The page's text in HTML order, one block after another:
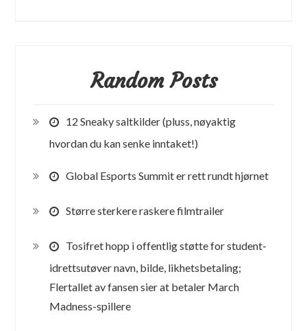
Random Posts
12 Sneaky saltkilder (pluss, nøyaktig
hvordan du kan senke inntaket!)
Global Esports Summit er rett rundt hjørnet
Større sterkere raskere filmtrailer
Tosifret hopp i offentlig støtte for student-
idrettsutøver navn, bilde, likhetsbetaling;
Flertallet av fansen sier at betaler March
Madness-spillere